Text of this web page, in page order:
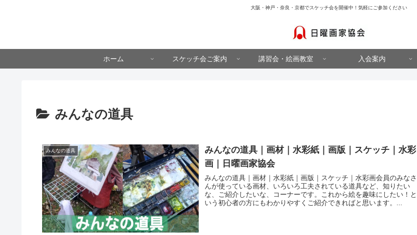
大阪・神戸・奈良・京都でスケッチ会を開催中！気軽にご参加ください
ホーム スケッチ会ご案内 講習会・絵画教室 入会案内
みんなの道具
みんなの道具
みんなの道具｜画材｜水彩紙｜画版｜スケッチ｜水彩
画｜日曜画家協会
みんなの道具｜画材｜水彩紙｜画版｜スケッチ｜水彩画会員のみなさ
んが使っている画材、いろいろ工夫されている道具など、知りたい
な、ご紹介したいな、コーナーです。これから絵を趣味にしたい！と
いう初心者の方にもわかりやすくご紹介できればと思います。...